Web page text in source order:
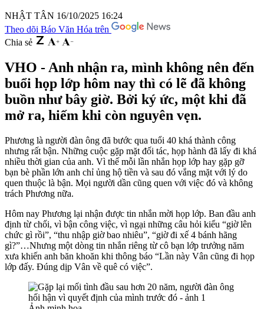
NHẬT TÂN 16/10/2025 16:24
Theo dõi Báo Văn Hóa trên
Chia sẻ
VHO - Anh nhận ra, mình không nên đến
buổi họp lớp hôm nay thì có lẽ đã không
buồn như bây giờ. Bởi ký ức, một khi đã
mở ra, hiếm khi còn nguyên vẹn.
Phương là người đàn ông đã bước qua tuổi 40 khá thành công
nhưng rất bận. Những cuộc gặp mặt đối tác, họp hành đã lấy đi khá
nhiều thời gian của anh. Vì thế mỗi lần nhắn họp lớp hay gặp gỡ
bạn bè phần lớn anh chỉ ủng hộ tiền và sau đó vắng mặt với lý do
quen thuộc là bận. Mọi người dần cũng quen với việc đó và không
trách Phương nữa.
Hôm nay Phương lại nhận được tin nhắn mời họp lớp. Ban đầu anh
định từ chối, vì bận công việc, vì ngại những câu hỏi kiểu “giờ lên
chức gì rồi”, “thu nhập giờ bao nhiêu”, “giờ đi xế 4 bánh hãng
gì?”…Nhưng một dòng tin nhắn riêng từ cô bạn lớp trưởng năm
xưa khiến anh băn khoăn khi thông báo “Lần này Vân cũng đi họp
lớp đấy. Đúng dịp Vân về quê có việc”.